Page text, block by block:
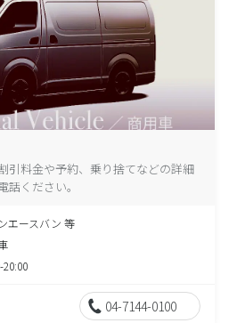
引料金や予約、乗り捨てなどの詳細
ください。
エースバン 等
20:00
04-7144-0100